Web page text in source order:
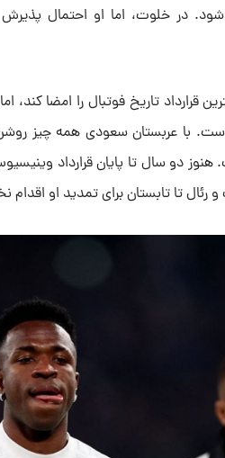
در خلوت، اما او احتمال پذیرش
قرارداد تاریخ فوتبال را امضا کند،
است. با عربستان سعودی همه چیز
دو سال تا پایان قرارداد
رئال تا تابستان برای تمدید او اقدام